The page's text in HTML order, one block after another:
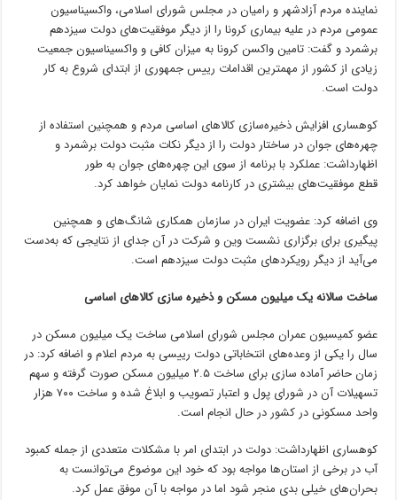
نماینده مردم آزادشهر و رامیان در مجلس شورای اسلامی، واکسیناسیون
عمومی مردم در علیه بیماری کرونا را از دیگر موفقیت‌های دولت سیزدهم
برشمرد و گفت: تامین واکسن کرونا به میزان کافی و واکسیناسیون جمعیت
زیادی از کشور از مهمترین اقدامات رییس جمهوری از ابتدای شروع به کار
دولت است.
کوهساری افزایش ذخیره‌سازی کالاهای اساسی مردم و همچنین استفاده از
چهره‌های جوان در ساختار دولت را از دیگر نکات مثبت دولت برشمرد و
اظهارداشت: عملکرد با برنامه از سوی این چهره‌های جوان به طور
قطع موفقیت‌های بیشتری در کارنامه دولت نمایان خواهد کرد.
وی اضافه کرد: عضویت ایران در سازمان همکاری شانگ‌های و همچنین
پیگیری برای برگزاری نشست وین و شرکت در آن جدای از نتایجی که به‌دست
می‌آید از دیگر رویکردهای مثبت دولت سیزدهم است.
ساخت سالانه یک میلیون مسکن و ذخیره سازی کالاهای اساسی
عضو کمیسیون عمران مجلس شورای اسلامی ساخت یک میلیون مسکن در
سال را یکی از وعده‌های انتخاباتی دولت رییسی به مردم اعلام و اضافه کرد: در
زمان حاضر آماده سازی برای ساخت ۲.۵ میلیون مسکن صورت گرفته و سهم
تسهیلات آن در شورای پول و اعتبار تصویب و ابلاغ شده و ساخت ۷۰۰ هزار
واحد مسکونی در کشور در حال انجام است.
کوهساری اظهارداشت: دولت در ابتدای امر با مشکلات متعددی از جمله کمبود
آب در برخی از استان‌ها مواجه بود که خود این موضوع می‌توانست به
بحران‌های خیلی بدی منجر شود اما در مواجه با آن موفق عمل کرد.